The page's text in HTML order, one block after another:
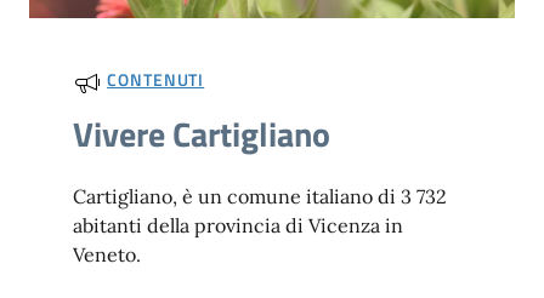
CONTENUTI
Vivere Cartigliano
Cartigliano, è un comune italiano di 3 732
abitanti della provincia di Vicenza in
Veneto.